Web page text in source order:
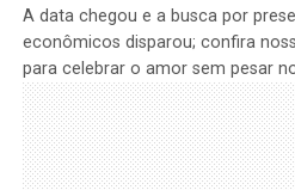
A data chegou e a busca por
econômicos disparou; confira
para celebrar o amor sem pesar